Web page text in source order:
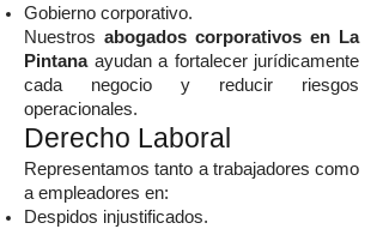
Gobierno corporativo.
Nuestros abogados corporativos en La
Pintanaayudan a fortalecer jurídicamente
cada negocio y reducir riesgos
operacionales.
Derecho Laboral
Representamos tanto a trabajadores como
a empleadores en:
Despidos injustificados.